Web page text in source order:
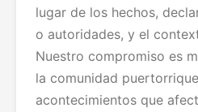
lugar de los hechos,
o autoridades, y el
Nuestro compromiso es
la comunidad
acontecimientos que